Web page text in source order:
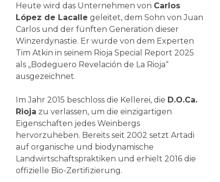
Heute wird das Unternehmen von Carlos
López de Lacalle geleitet, dem Sohn von Juan
Carlos und der fünften Generation dieser
Winzerdynastie. Er wurde von dem Experten
Tim Atkin in seinem Rioja Special Report 2025
als „Bodeguero Revelación de La Rioja“
ausgezeichnet.
Im Jahr 2015 beschloss die Kellerei, die D.O.Ca.
Rioja zu verlassen, um die einzigartigen
Eigenschaften jedes Weinbergs
hervorzuheben. Bereits seit 2002 setzt Artadi
auf organische und biodynamische
Landwirtschaftspraktiken und erhielt 2016 die
offizielle Bio-Zertifizierung.